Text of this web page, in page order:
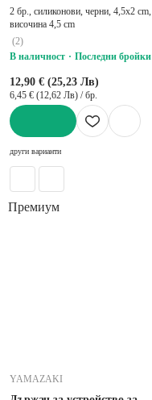
2 бр., силиконови, черни, 4,5x2 cm,
височина 4,5 cm
(2)
В наличност
Последни бройки
12,90 € (25,23 Лв)
6,45 € (12,62 Лв) / бр.
други варианти
Премиум
YAMAZAKI